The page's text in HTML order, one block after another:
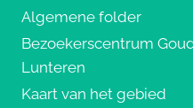
Algemene folder
Bezoekerscentrum
Lunteren
Kaart van het gebied